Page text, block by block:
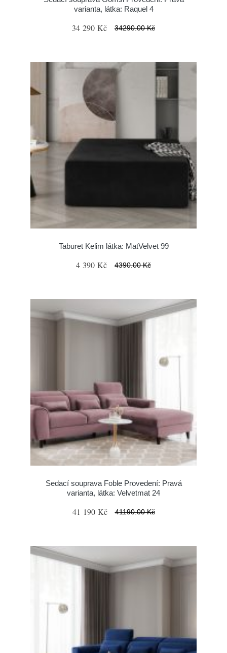
varianta, látka: Raquel 4
34 290 Kč 34290.00 Kč
Taburet Kelim látka: MatVelvet 99
4 390 Kč 4390.00 Kč
Sedací souprava Foble Provedení: Pravá
varianta, látka: Velvetmat 24
41 190 Kč 41190.00 Kč